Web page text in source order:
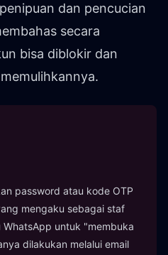
dan pencucian
secara
bisa diblokir dan
password atau kode OTP
mengaku sebagai staf
untuk "membuka
dilakukan melalui email